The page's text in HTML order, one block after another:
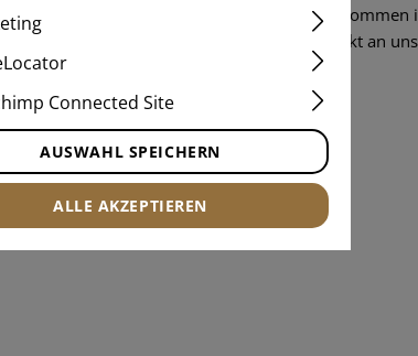
ob Ihre Sendung in mehreren Paketen
Paket fehlen, wenden Sie sich bitte direkt an
Connected Site
AUSWAHL SPEICHERN
ALLE AKZEPTIEREN